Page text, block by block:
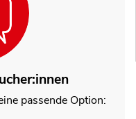
passende Option: